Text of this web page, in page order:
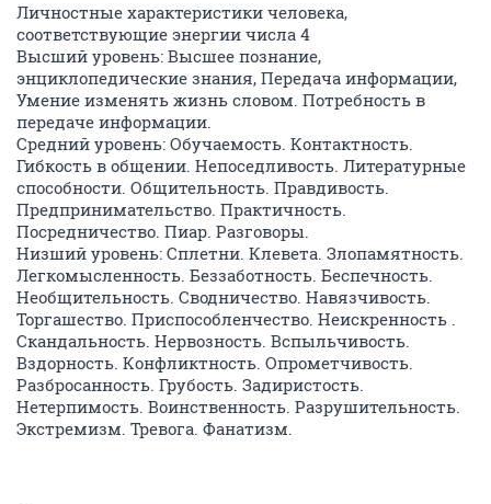
Личностные характеристики человека,
соответствующие энергии числа 4
Высший уровень: Высшее познание,
энциклопедические знания, Передача информации,
Умение изменять жизнь словом. Потребность в
передаче информации.
Средний уровень: Обучаемость. Контактность.
Гибкость в общении. Непоседливость. Литературные
способности. Общительность. Правдивость.
Предпринимательство. Практичность.
Посредничество. Пиар. Разговоры.
Низший уровень: Сплетни. Клевета. Злопамятность.
Легкомысленность. Беззаботность. Беспечность.
Необщительность. Сводничество. Навязчивость.
Торгашество. Приспособленчество. Неискренность .
Скандальность. Нервозность. Вспыльчивость.
Вздорность. Конфликтность. Опрометчивость.
Разбросанность. Грубость. Задиристость.
Нетерпимость. Воинственность. Разрушительность.
Экстремизм. Тревога. Фанатизм.